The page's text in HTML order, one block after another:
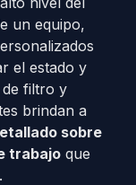
un equipo,
el estado y
filtro y
brindan a
sobre
trabajo que